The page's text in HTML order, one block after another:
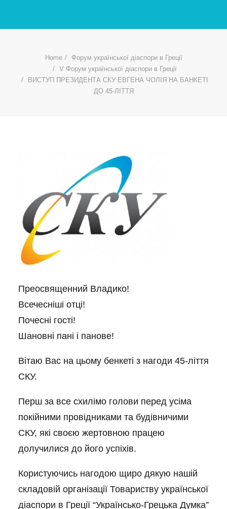
Home
Форум української діаспори в Греції
V Форум української діаспори в Греції
ВИСТУП ПРЕЗИДЕНТА СКУ ЕВГЕНА ЧОЛІЯ НА БАНКЕТІ
ДО 45-ЛІТТЯ
Преосвященний Владико!
Всечесніші отці!
Почесні гості!
Шановні пані і панове!
Вітаю Вас на цьому бенкеті з нагоди 45-ліття
СКУ.
Перш за все схилімо голови перед усіма
покійними провідниками та будівничими
СКУ, які своєю жертовною працею
долучилися до його успіхів.
Користуючись нагодою щиро дякую нашій
складовій організації Товариству української
діаспори в Греції “Українсько-Грецька Думка”